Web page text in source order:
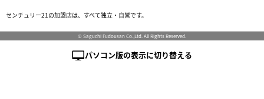
センチュリー21の加盟店は、すべて独立・自営です。
© Saguchi Fudousan Co.,Ltd. All Rights Reserved.
パソコン版の表示に切り替える